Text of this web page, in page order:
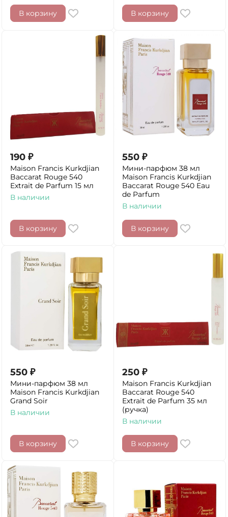
В корзину В корзину
190 ₽
Maison Francis Kurkdjian
Baccarat Rouge 540
Extrait de Parfum 15 мл
В наличии
В корзину
550 ₽
Мини-парфюм 38 мл
Maison Francis Kurkdjian
Baccarat Rouge 540 Eau
de Parfum
В наличии
В корзину
550 ₽
Мини-парфюм 38 мл
Maison Francis Kurkdjian
Grand Soir
В наличии
В корзину
250 ₽
Maison Francis Kurkdjian
Baccarat Rouge 540
Extrait de Parfum 35 мл
(ручка)
В наличии
В корзину